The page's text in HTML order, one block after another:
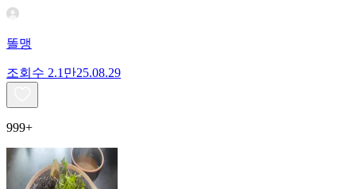
똘맹
조회수 2.1만25.08.29
999+